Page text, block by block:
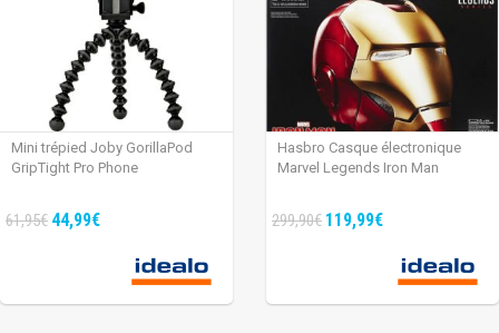
Mini trépied Joby GorillaPod
GripTight Pro Phone
61,95€ 44,99€
Hasbro Casque électronique
Marvel Legends Iron Man
299,90€ 119,99€